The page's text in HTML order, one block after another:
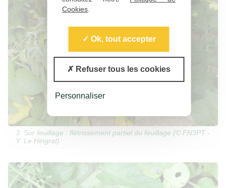
Cookies
Ok, tout accepter
Refuser tous les cookies
Personnaliser
3. Sur feuillage : flétrissement partiel du feuillage (© FN3PT -
Y. Le Hingrat)